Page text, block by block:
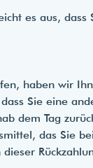
es aus,
haben wir
Sie eine
ab dem Tag
das Sie